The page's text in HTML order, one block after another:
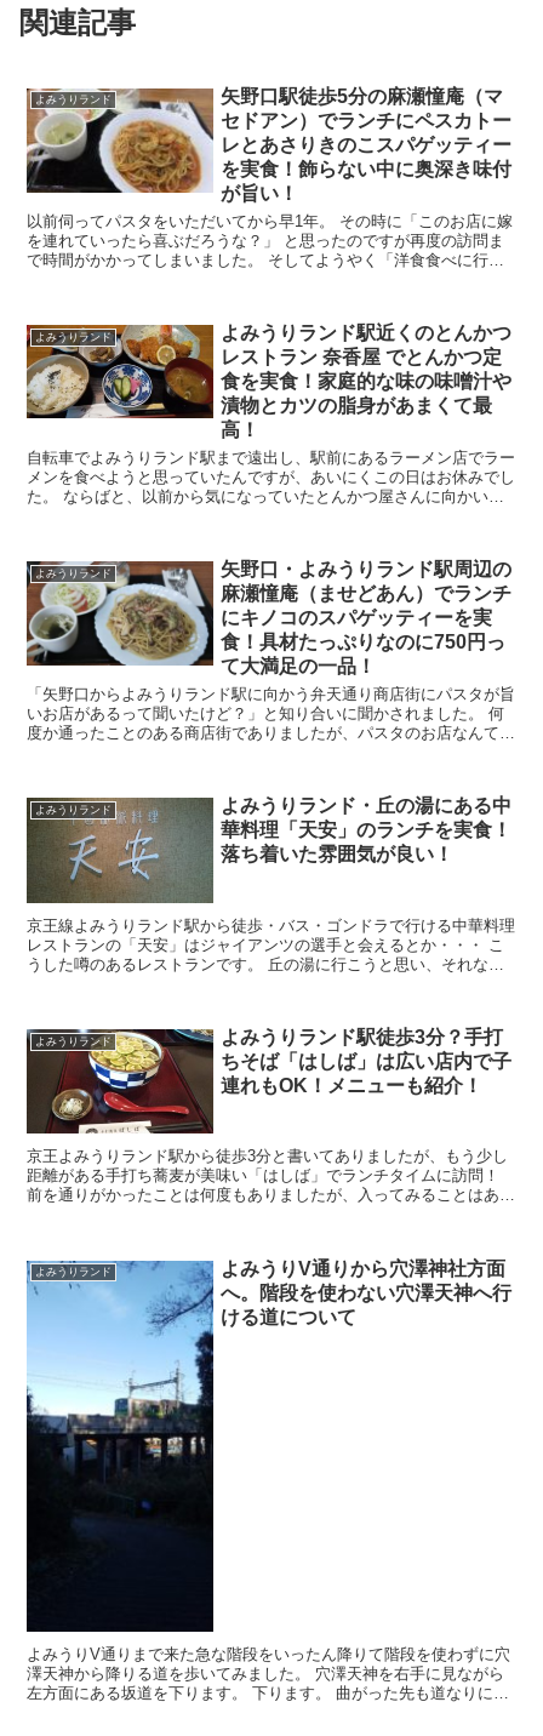
関連記事
よみうりランド
矢野口駅徒歩5分の麻瀬憧庵（マ
セドアン）でランチにペスカトー
レとあさりきのこスパゲッティー
を実食！飾らない中に奥深き味付
が旨い！
以前伺ってパスタをいただいてから早1年。 その時に「このお店に嫁
を連れていったら喜ぶだろうな？」 と思ったのですが再度の訪問ま
で時間がかかってしまいました。 そしてようやく「洋食食べに行こ
よみうりランド
よみうりランド駅近くのとんかつ
レストラン 奈香屋 でとんかつ定
食を実食！家庭的な味の味噌汁や
漬物とカツの脂身があまくて最
高！
自転車でよみうりランド駅まで遠出し、駅前にあるラーメン店でラー
メンを食べようと思っていたんですが、あいにくこの日はお休みでし
た。 ならばと、以前から気になっていたとんかつ屋さんに向かいま
よみうりランド
矢野口・よみうりランド駅周辺の
麻瀬憧庵（ませどあん）でランチ
にキノコのスパゲッティーを実
食！具材たっぷりなのに750円っ
て大満足の一品！
「矢野口からよみうりランド駅に向かう弁天通り商店街にパスタが旨
いお店があるって聞いたけど？」と知り合いに聞かされました。 何
度か通ったことのある商店街でありましたが、パスタのお店なんてあ
よみうりランド
よみうりランド・丘の湯にある中
華料理「天安」のランチを実食！
落ち着いた雰囲気が良い！
京王線よみうりランド駅から徒歩・バス・ゴンドラで行ける中華料理
レストランの「天安」はジャイアンツの選手と会えるとか・・・ こ
うした噂のあるレストランです。 丘の湯に行こうと思い、それなら
よみうりランド
よみうりランド駅徒歩3分？手打
ちそば「はしば」は広い店内で子
連れもOK！メニューも紹介！
京王よみうりランド駅から徒歩3分と書いてありましたが、もう少し
距離がある手打ち蕎麦が美味い「はしば」でランチタイムに訪問！
前を通りがかったことは何度もありましたが、入ってみることはあり
よみうりランド
よみうりV通りから穴澤神社方面
へ。階段を使わない穴澤天神へ行
ける道について
よみうりV通りまで来た急な階段をいったん降りて階段を使わずに穴
澤天神から降りる道を歩いてみました。 穴澤天神を右手に見ながら
左方面にある坂道を下ります。 下ります。 曲がった先も道なりに下